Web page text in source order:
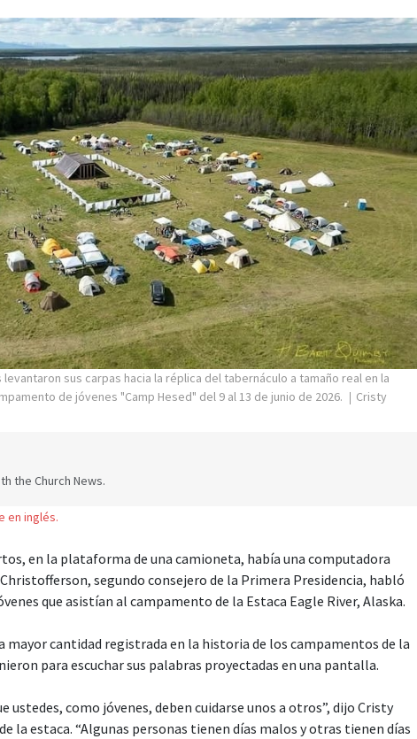
sus carpas hacia la réplica del tabernáculo a tamaño real en la
de jóvenes "Camp Hesed" del 9 al 13 de junio de 2026.
Cristy
the Church News.
en inglés.
en la plataforma de una camioneta, había una computadora
segundo consejero de la Primera Presidencia, habló
que asistían al campamento de la Estaca Eagle River, Alaska.
cantidad registrada en la historia de los campamentos de la
para escuchar sus palabras proyectadas en una pantalla.
ustedes, como jóvenes, deben cuidarse unos a otros”, dijo Cristy
la estaca. “Algunas personas tienen días malos y otras tienen días